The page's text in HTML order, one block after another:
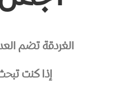
الغردقة تضم العديد من
إذا كنت